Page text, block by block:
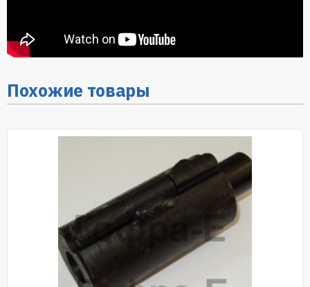
Похожие товары